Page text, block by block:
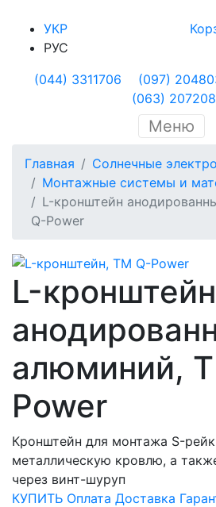
УКР
РУС
(044) 3311706 (097)
(063)
Меню
Главная
Солнечные
Монтажные системы и
L-кронштейн
Q-Power
L-кронштейн
алюминий,
Power
Кронштейн для монтажа S-
металлическую кровлю, а
через винт-шуруп
КУПИТЬ Оплата Доставка